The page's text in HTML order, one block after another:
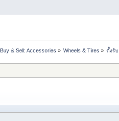
Buy & Sell: Accessories » Wheels & Tires » ตั้งรั